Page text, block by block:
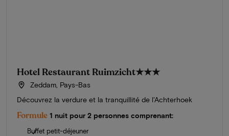
Hotel Restaurant Ruimzicht★★★
Zeddam, Pays-Bas
Découvrez la verdure et la tranquillité de l'Achterhoek
Formule 1 nuit pour 2 personnes comprenant:
Buffet petit-déjeuner